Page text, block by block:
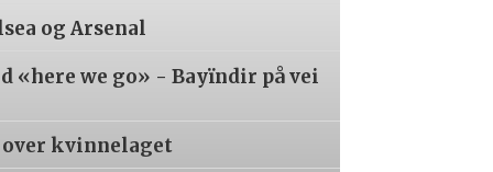
og Arsenal
«here we go» - Bayïndir på vei
over kvinnelaget